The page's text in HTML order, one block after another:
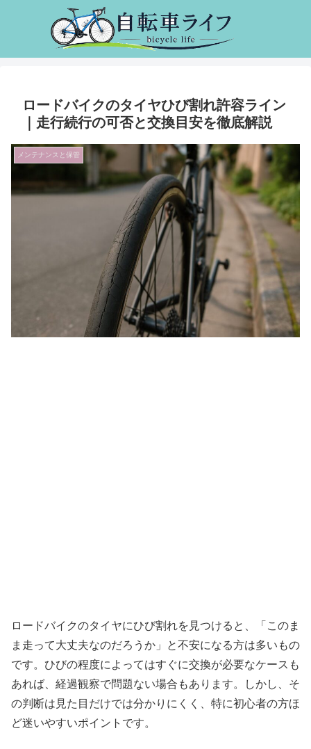
ロードバイクのタイヤひび割れ許容ライン
｜走行続行の可否と交換目安を徹底解説
メンテナンスと保管
ロードバイクのタイヤにひび割れを見つけると、「このま
ま走って大丈夫なのだろうか」と不安になる方は多いもの
です。ひびの程度によってはすぐに交換が必要なケースも
あれば、経過観察で問題ない場合もあります。しかし、そ
の判断は見た目だけでは分かりにくく、特に初心者の方ほ
ど迷いやすいポイントです。